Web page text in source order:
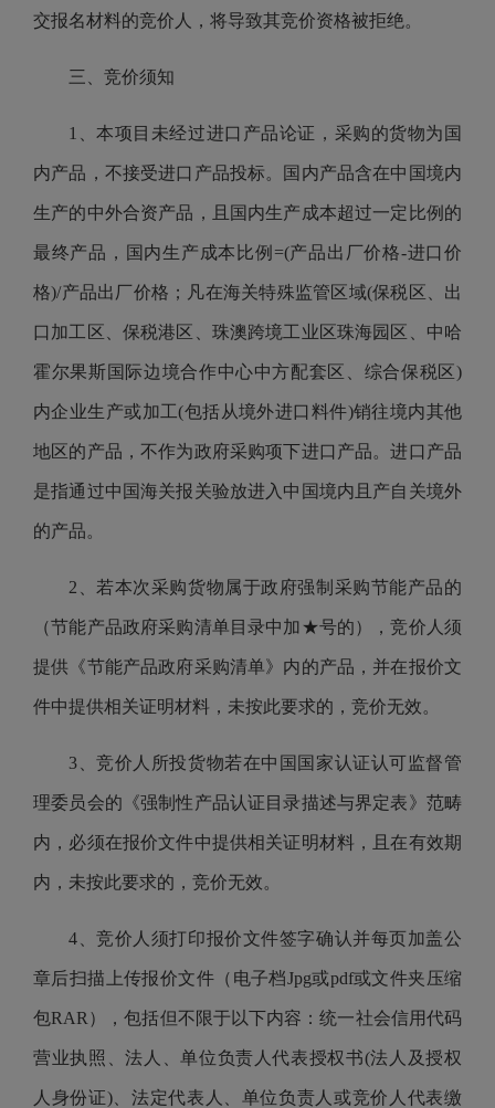
交报名材料的竞价人，将导致其竞价资格被拒绝。
三、竞价须知
1、本项目未经过进口产品论证，采购的货物为国
内产品，不接受进口产品投标。 国内产品含在中国境内
生产的中外合资产品，且国内生产成本超过一定比例的
最终产品，国内生产成本比例 =(产品出厂价格-进口价
格)/产品出厂价格 ； 凡在海关特殊监管区域(保税区、出
口加工区、保税港区、珠澳跨境工业区珠海园区、中哈
霍尔果斯国际边境合作中心中方配套区、综合保税区)
内企业生产或加工(包括从境外进口料件)销往境内其他
地区的产品，不作为政府采购项下进口产品。进口产品
是指通过中国海关报关验放进入中国境内且产自关境外
的产品。
2、若本次采购货物属于政府强制采购节能产品的
（节能产品政府采购清单目录中加★号的），竞价人须
提供《节能产品政府采购清单》内的产品，并在报价文
件中提供相关证明材料， 未按此要求的，竞价无效。
3、竞价人 所投货物若在中国国家认证认可监督管
理委员会的 《强制性产品认证目录描述与界定表》 范畴
内，必须在报价文件中提供相关证明材料，且在有效期
内 ， 未按此要求的，竞价无效。
4、竞价人须打印报价文件签字确认并每页加盖公
章后扫描上传报价文件（电子档Jpg或pdf或文件夹压缩
包RAR），包括但不限于以下内容：统一社会信用代码
营业执照、法人、单位负责人代表授权书(法人及授权
人身份证)、法定代表人、单位负责人或竞价人代表缴